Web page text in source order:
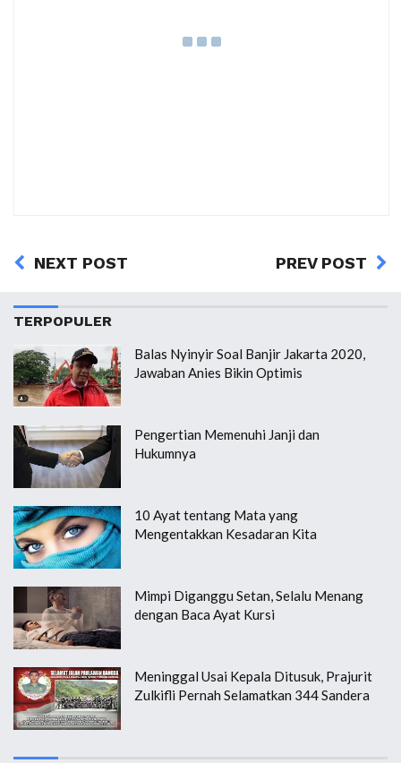
NEXT POST PREV POST
TERPOPULER
Balas Nyinyir Soal Banjir Jakarta 2020,
Jawaban Anies Bikin Optimis
Pengertian Memenuhi Janji dan
Hukumnya
10 Ayat tentang Mata yang
Mengentakkan Kesadaran Kita
Mimpi Diganggu Setan, Selalu Menang
dengan Baca Ayat Kursi
Meninggal Usai Kepala Ditusuk, Prajurit
Zulkifli Pernah Selamatkan 344 Sandera